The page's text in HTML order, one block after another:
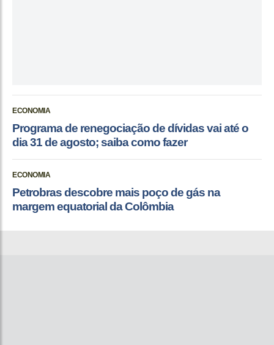
ECONOMIA
Programa de renegociação de dívidas vai até o
dia 31 de agosto; saiba como fazer
ECONOMIA
Petrobras descobre mais poço de gás na
margem equatorial da Colômbia